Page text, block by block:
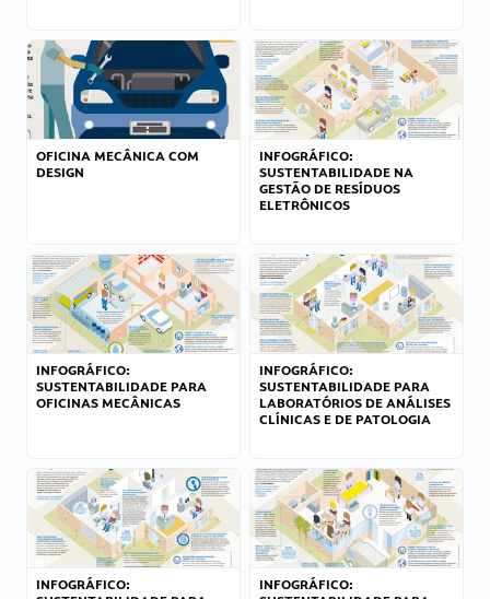
OFICINA MECÂNICA COM
DESIGN
INFOGRÁFICO:
SUSTENTABILIDADE NA
GESTÃO DE RESÍDUOS
ELETRÔNICOS
INFOGRÁFICO:
SUSTENTABILIDADE PARA
OFICINAS MECÂNICAS
INFOGRÁFICO:
SUSTENTABILIDADE PARA
LABORATÓRIOS DE ANÁLISES
CLÍNICAS E DE PATOLOGIA
INFOGRÁFICO:
INFOGRÁFICO: